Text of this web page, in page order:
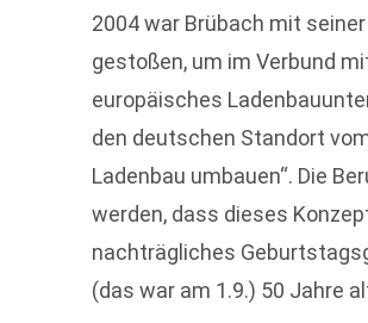
2004 war Brübach mit
gestoßen, um im Verbund
europäisches
den deutschen Standort
Ladenbau umbauen“. Die
werden, dass dieses
nachträgliches
(das war am 1.9.) 50 Jahre